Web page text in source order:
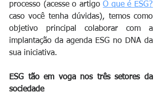
processo (acesse o artigo O que é ESG?
caso você tenha dúvidas), temos como
objetivo principal colaborar com a
implantação da agenda ESG no DNA da
sua iniciativa.
ESG tão em voga nos três setores da
sociedade